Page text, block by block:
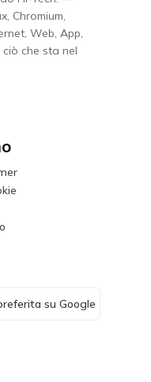
Chromium,
Web, App,
che sta nel
su Google